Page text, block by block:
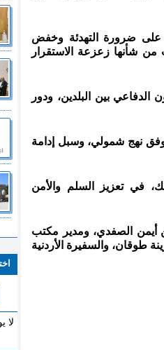
على ضرورة التهدئة وخفض
من شأنها زعزعة الاستقرار
الدفاعي بين البلدين، ودور
وفق نهج شمولي، وسبل إدامة
في تعزيز السلم والأمن
أيمن الصفدي، ومدير مكتب
طوقان، والسفيرة الأردنية
لا